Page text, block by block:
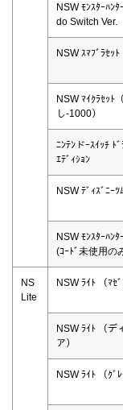
NSW ﾓﾝｽﾀｰﾊﾝ
do Switch Ver.
NSW ｽﾏﾌﾞﾗｾｯﾄ
NSW ﾏｲｸﾗｾｯﾄ
し-1000）
ﾆﾝﾃﾝドｰｽｲｯﾁ ﾄ
ｴﾃﾞｨｼｮﾝ
NSW ﾃﾞｨｽﾞﾆｰﾂ
NSW ﾓﾝｽﾀｰﾊﾝﾀ
(ｺｰﾄﾞ未使用の
NS
Lite
NSW ﾗｲﾄ （ﾏｾﾞ
NSW ﾗｲﾄ （デ
ア）
NSW ﾗｲﾄ （ｸﾞﾚ